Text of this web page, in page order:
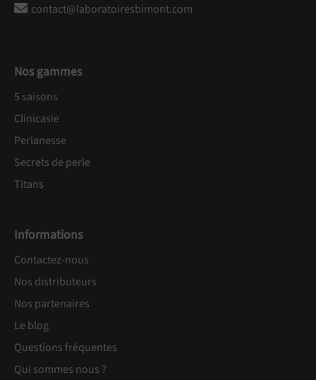
contact@laboratoiresbimont.com
Nos gammes
5 saisons
Clinicasie
Perlanesse
Secrets de perle
Titans
Informations
Contactez-nous
Nos distributeurs
Nos partenaires
Le blog
Questions fréquentes
Qui sommes nous ?